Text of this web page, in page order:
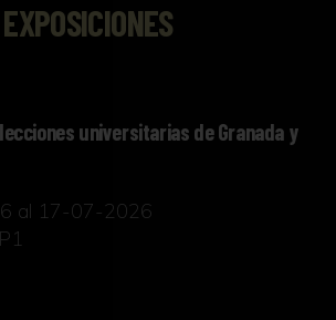
EXPOSICIONES
universitarias de Granada y
al 17-07-2026